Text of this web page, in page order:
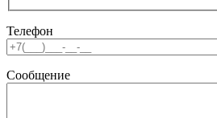
Телефон
Сообщение